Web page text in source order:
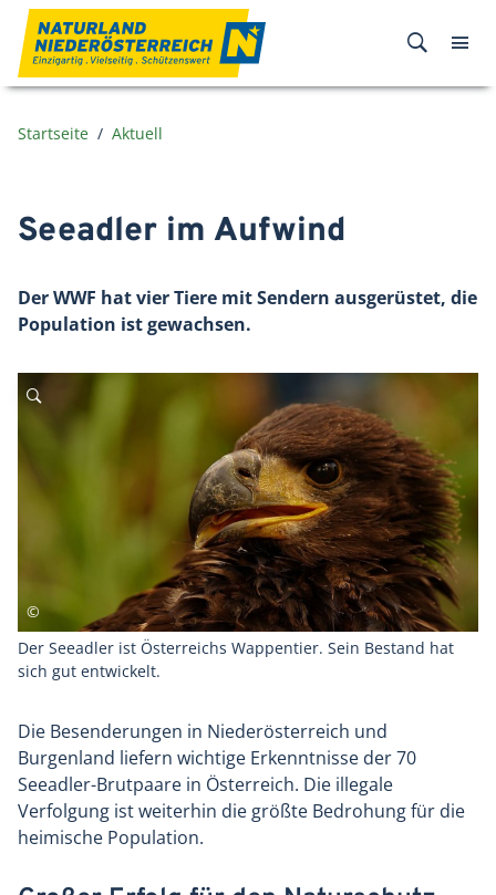
Zum Inhalt
Startseite Aktuell
Seeadler im Aufwind
Der WWF hat vier Tiere mit Sendern ausgerüstet, die
Population ist gewachsen.
Der Seeadler ist Österreichs Wappentier. Sein Bestand hat
sich gut entwickelt.
Die Besenderungen in Niederösterreich und
Burgenland liefern wichtige Erkenntnisse der 70
Seeadler-Brutpaare in Österreich. Die illegale
Verfolgung ist weiterhin die größte Bedrohung für die
heimische Population.